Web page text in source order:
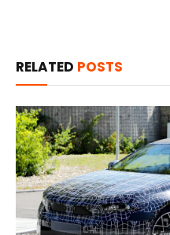
RELATED POSTS